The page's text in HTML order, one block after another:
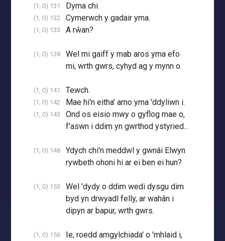
(1, 0) 131 Dyma chi.
(1, 0) 132 Cymerwch y gadair yma.
(1, 0) 133 A rŵan?
(1, 0) 138
Wel mi gaiff y mab aros yma efo
mi, wrth gwrs, cyhyd ag y mynn o.
(1, 0) 141 Tewch.
(1, 0) 142 Mae hi'n eitha' arno yma 'ddyliwn i.
(1, 0) 143
Ond os eisio mwy o gyflog mae o,
f'aswn i ddim yn gwrthod ystyried...
(1, 0) 148
Ydych chi'n meddwl y gwnâi Elwyn
rywbeth ohoni hi ar ei ben ei hun?
(1, 0) 153
Wel 'dydy o ddim wedi dysgu dim
byd yn drwyadl felly, ar wahân i
dipyn ar bapur, wrth gwrs.
(1, 0) 156
Ie, roedd amgylchiada' o 'mhlaid i,